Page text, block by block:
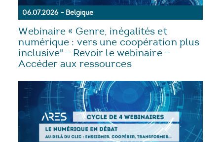
06.07.2026 - Belgique
Webinaire « Genre, inégalités et
numérique : vers une coopération plus
inclusive" - Revoir le webinaire -
Accéder aux ressources